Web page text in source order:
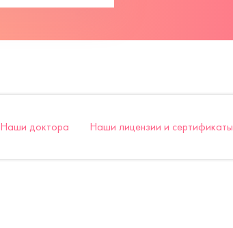
Наши доктора Наши лицензии и сертификаты